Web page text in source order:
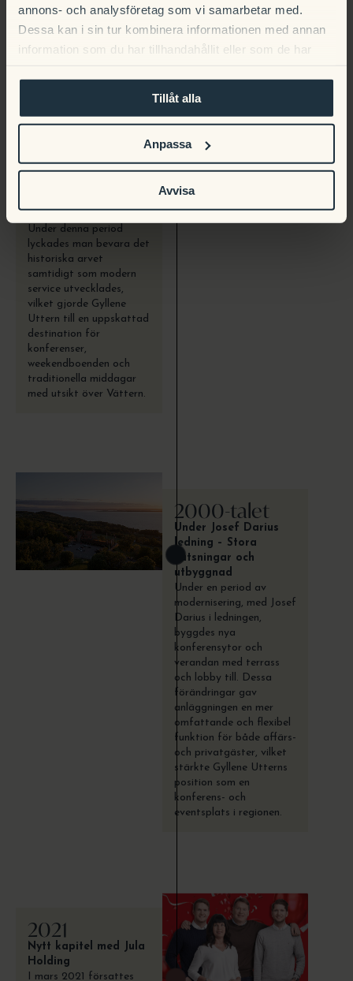
annons- och analysföretag som vi samarbetar med.
Dessa kan i sin tur kombinera informationen med annan
information som du har tillhandahållit eller som de har
Tillåt alla
Anpassa
Avvisa
1992 märktes en tydlig
förändring då
vidare till Scandic , och
Wolfgang Zoffel att
Därefter har Gyllene
Uttern varit i privat ägo,
förvaltats som en
Under denna period
lyckades man bevara det
historiska arvet
samtidigt som modern
service utvecklades,
vilket gjorde Gyllene
Uttern till en uppskattad
destination för
konferenser,
weekendboenden och
traditionella middagar
med utsikt över Vättern.
2000-talet
Under Josef Darius
ledning – Stora
satsningar och
utbyggnad
Under en period av
modernisering, med Josef
Darius i ledningen,
byggdes nya
konferensytor och
verandan med terrass
och lobby till. Dessa
förändringar gav
anläggningen en mer
omfattande och flexibel
funktion för både affärs-
och privatgäster, vilket
stärkte Gyllene Utterns
position som en
konferens- och
eventsplats i regionen.
2021
Nytt kapitel med Jula
Holding
I mars 2021 försattes